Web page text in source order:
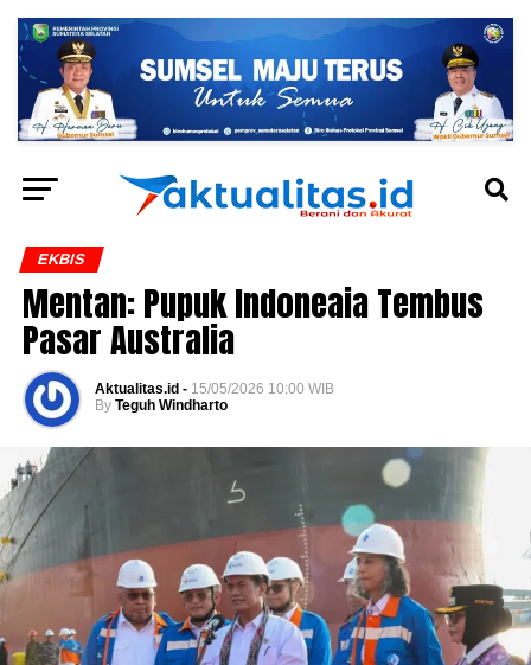
EKBIS
Mentan: Pupuk Indoneaia Tembus
Pasar Australia
Aktualitas.id - 15/05/2026 10:00 WIB
By Teguh Windharto